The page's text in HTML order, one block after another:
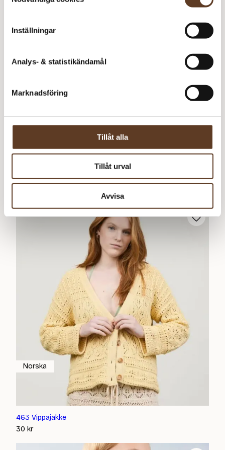
Inställningar
Analys- & statistikändamål
Marknadsföring
Tillåt alla
Tillåt urval
Avvisa
Petunia Minime 413
Norska
463 Vippajakke
30 kr
Norska